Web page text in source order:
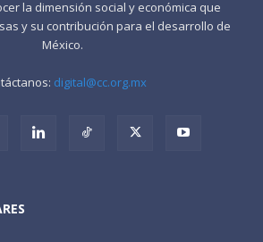
la dimensión social y económica que
y su contribución para el desarrollo de
México.
digital@cc.org.mx